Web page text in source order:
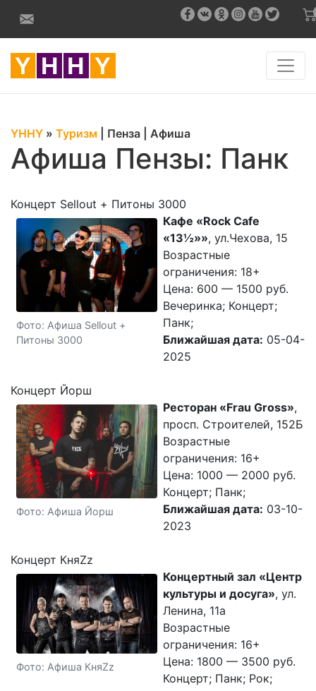
YHHY » Туризм Пенза Афиша
Афиша Пензы: Панк
Концерт Sellout + Питоны 3000
Фото: Афиша Sellout +
Питоны 3000
Кафе «Rock Cafe
«13½»», ул.Чехова, 15
Возрастные
ограничения: 18+
Цена: 600 — 1500 руб.
Вечеринка; Концерт;
Панк;
Ближайшая дата: 05-04-
2025
Концерт Йорш
Фото: Афиша Йорш
Ресторан «Frau Gross»,
просп. Строителей, 152Б
Возрастные
ограничения: 16+
Цена: 1000 — 2000 руб.
Концерт; Панк;
Ближайшая дата: 03-10-
2023
Концерт КняZz
Фото: Афиша КняZz
Концертный зал «Центр
культуры и досуга», ул.
Ленина, 11а
Возрастные
ограничения: 16+
Цена: 1800 — 3500 руб.
Концерт; Панк; Рок;